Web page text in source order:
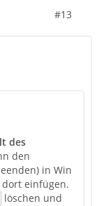
#13
des
den
in Win
einfügen.
löschen und